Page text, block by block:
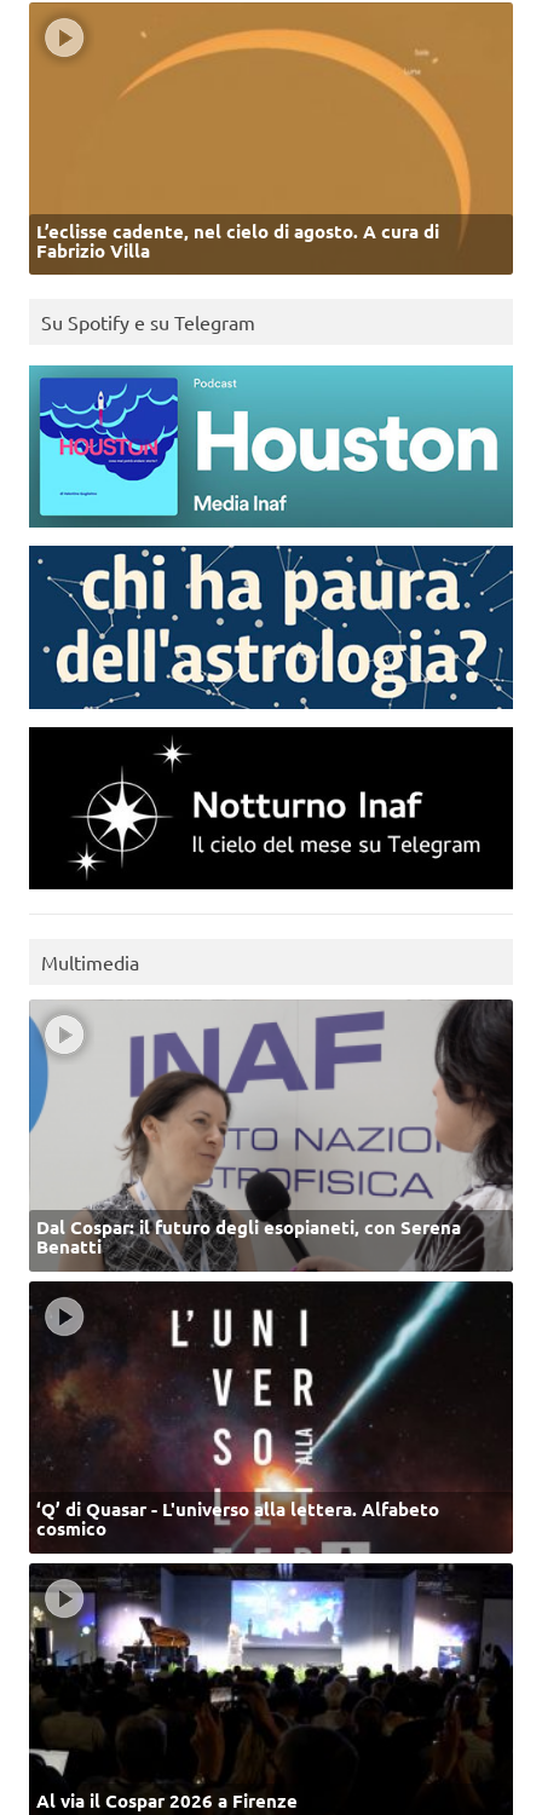
L’eclisse cadente, nel cielo di agosto. A cura di
Fabrizio Villa
Su Spotify e su Telegram
Multimedia
Dal Cospar: il futuro degli esopianeti, con Serena
Benatti
‘Q’ di Quasar - L'universo alla lettera. Alfabeto
cosmico
Al via il Cospar 2026 a Firenze